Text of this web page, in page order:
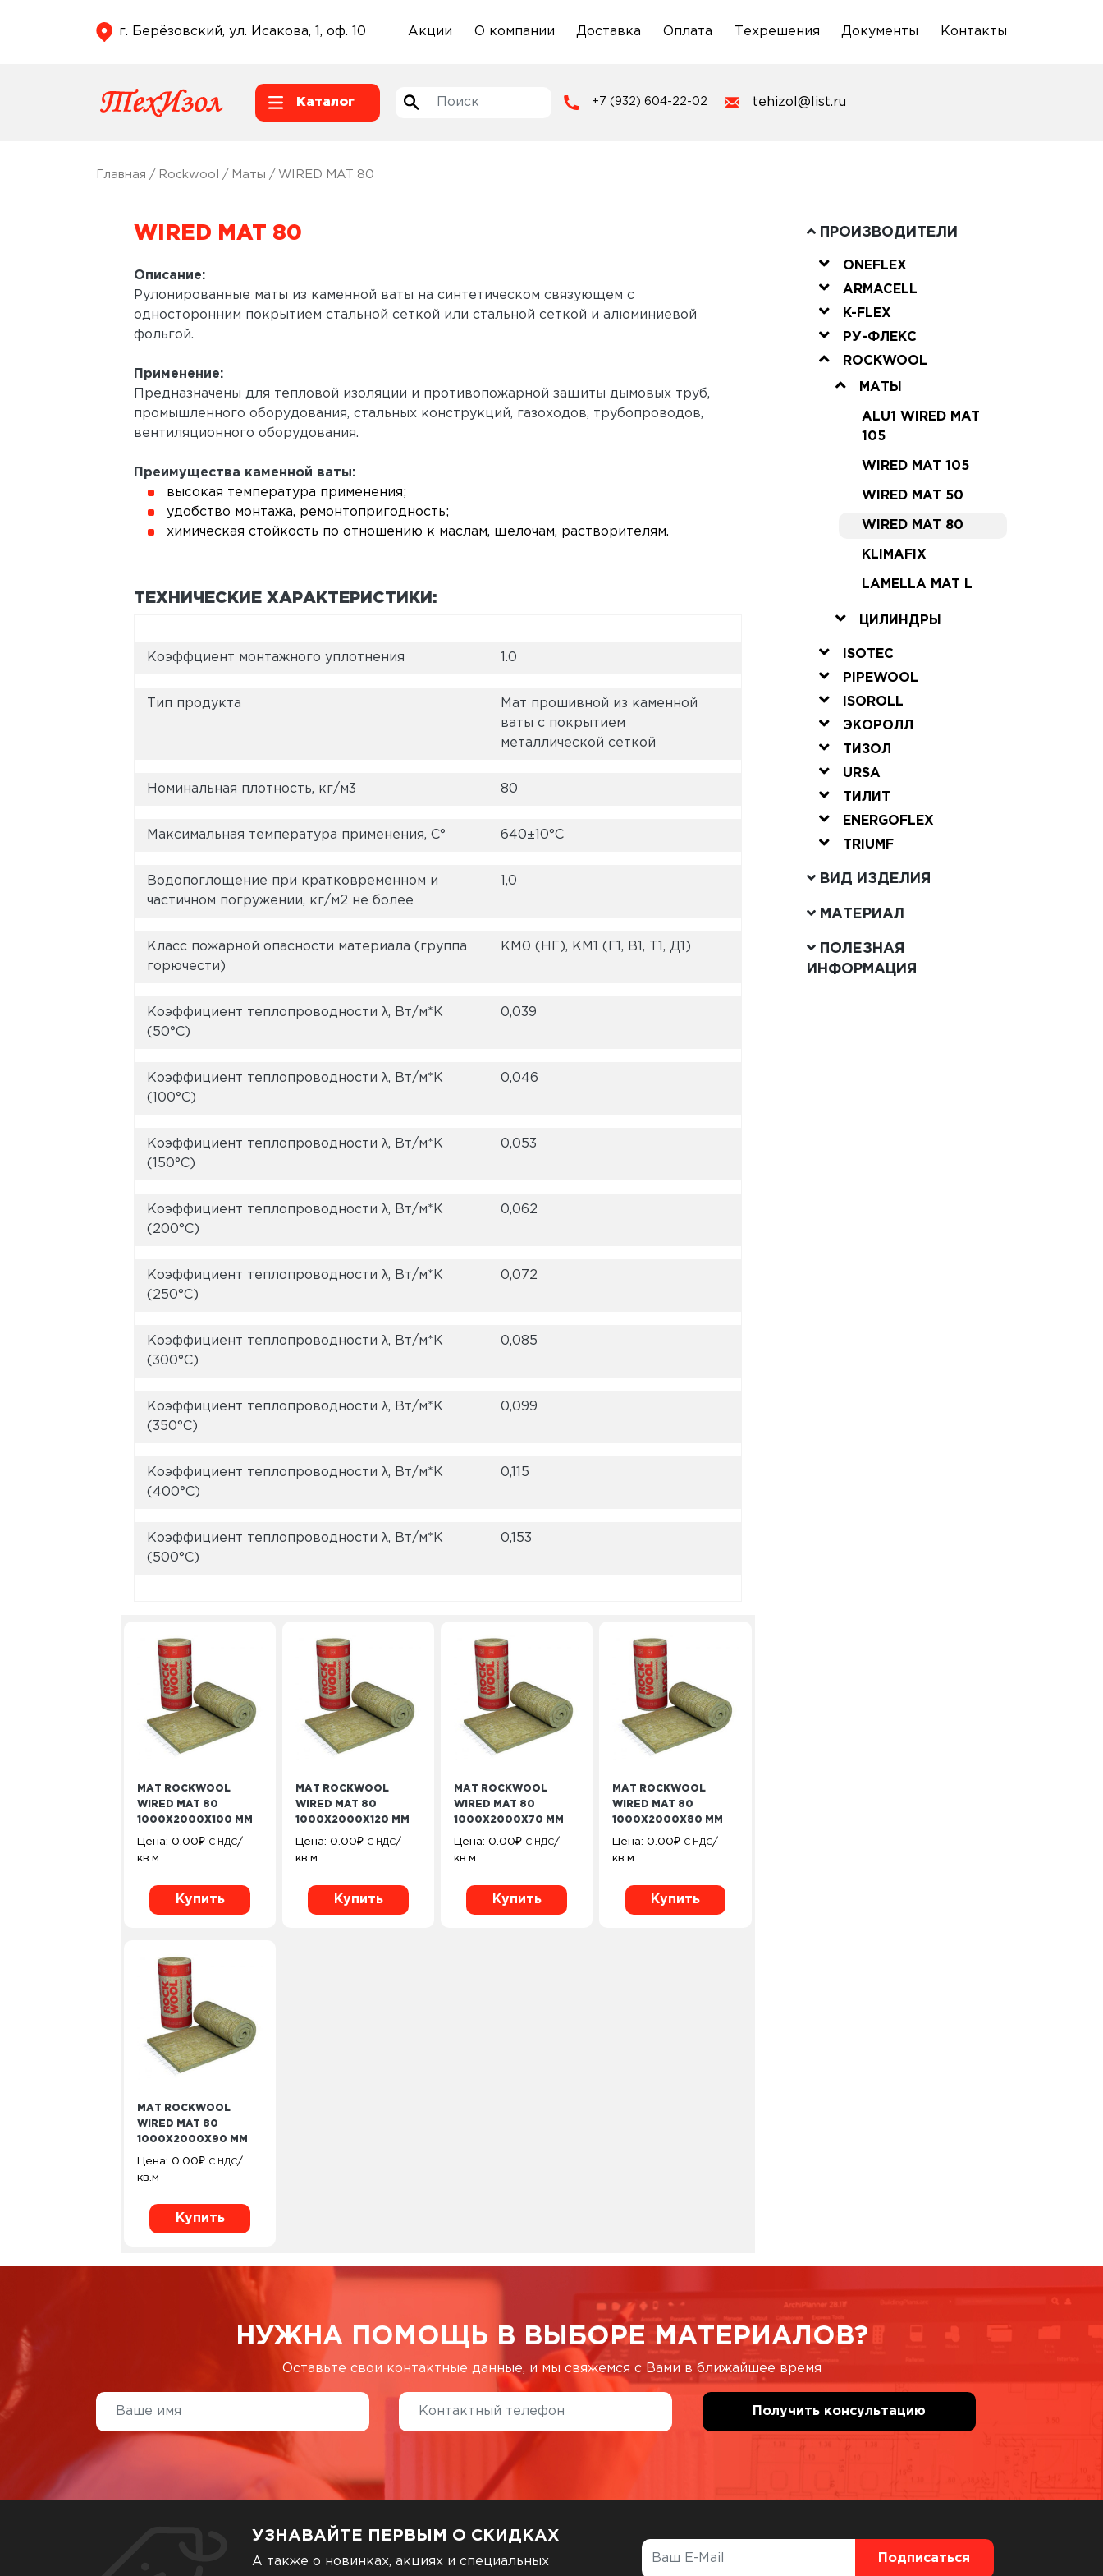
г. Берёзовский, ул. Исакова, 1, оф. 10 Акции О компании Доставка Оплата Техрешения Документы Контакты
Каталог +7 (932) 604-22-02 tehizol@list.ru
Главная / Rockwool / Маты / WIRED MAT 80
WIRED MAT 80
Описание:
Рулонированные маты из каменной ваты на синтетическом связующем с
односторонним покрытием стальной сеткой или стальной сеткой и алюминиевой
фольгой.
Применение:
Предназначены для тепловой изоляции и противопожарной защиты дымовых труб,
промышленного оборудования, стальных конструкций, газоходов, трубопроводов,
вентиляционного оборудования.
Преимущества каменной ваты:
высокая температура применения;
удобство монтажа, ремонтопригодность;
химическая стойкость по отношению к маслам, щелочам, растворителям.
ТЕХНИЧЕСКИЕ ХАРАКТЕРИСТИКИ:
Коэффциент монтажного уплотнения 1.0
Тип продукта
Мат прошивной из каменной
ваты с покрытием
металлической сеткой
Номинальная плотность, кг/м3 80
Максимальная температура применения, С° 640±10°C
Водопоглощение при кратковременном и
частичном погружении, кг/м2 не более
1,0
Класс пожарной опасности материала (группа
горючести)
КМ0 (НГ), КМ1 (Г1, В1, Т1, Д1)
Коэффициент теплопроводности λ, Вт/м*K
(50°C)
0,039
Коэффициент теплопроводности λ, Вт/м*K
(100°C)
0,046
Коэффициент теплопроводности λ, Вт/м*K
(150°C)
0,053
Коэффициент теплопроводности λ, Вт/м*K
(200°C)
0,062
Коэффициент теплопроводности λ, Вт/м*K
(250°C)
0,072
Коэффициент теплопроводности λ, Вт/м*K
(300°C)
0,085
Коэффициент теплопроводности λ, Вт/м*K
(350°C)
0,099
Коэффициент теплопроводности λ, Вт/м*K
(400°C)
0,115
Коэффициент теплопроводности λ, Вт/м*K
(500°C)
0,153
МАТ ROCKWOOL
WIRED MAT 80
1000Х2000Х100 ММ
Цена: 0.00₽ С НДС/
кв.м
Купить
МАТ ROCKWOOL
WIRED MAT 80
1000Х2000Х120 ММ
Цена: 0.00₽ С НДС/
кв.м
Купить
МАТ ROCKWOOL
WIRED MAT 80
1000Х2000Х70 ММ
Цена:0.00₽ С НДС/
кв.м
Купить
МАТ ROCKWOOL
WIRED MAT 80
1000Х2000Х80 ММ
Цена:0.00₽ С НДС/
кв.м
Купить
МАТ ROCKWOOL
WIRED MAT 80
1000Х2000Х90 ММ
Цена: 0.00₽ С НДС/
кв.м
Купить
ПРОИЗВОДИТЕЛИ
ONEFLEX
ARMACELL
K-FLEX
РУ-ФЛЕКС
ROCKWOOL
МАТЫ
ALU1 WIRED MAT
105
WIRED MAT 105
WIRED MAT 50
WIRED MAT 80
KLIMAFIX
LAMELLA MAT L
ЦИЛИНДРЫ
ISOTEC
PIPEWOOL
ISOROLL
ЭКОРОЛЛ
ТИЗОЛ
URSA
ТИЛИТ
ENERGOFLEX
TRIUMF
ВИД ИЗДЕЛИЯ
МАТЕРИАЛ
ПОЛЕЗНАЯ
ИНФОРМАЦИЯ
НУЖНА ПОМОЩЬ В ВЫБОРЕ МАТЕРИАЛОВ?
Оставьте свои контактные данные, и мы свяжемся с Вами в ближайшее время
УЗНАВАЙТЕ ПЕРВЫМ О СКИДКАХ
А также о новинках, акциях и специальных